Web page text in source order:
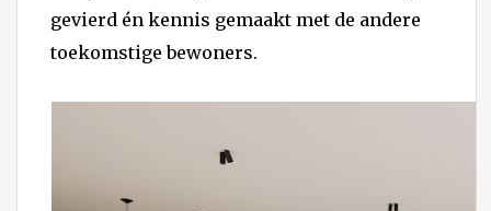
gevierd én kennis gemaakt met de andere
toekomstige bewoners.